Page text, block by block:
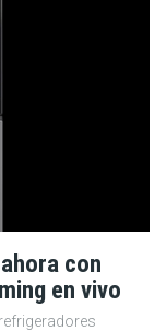
con
en vivo